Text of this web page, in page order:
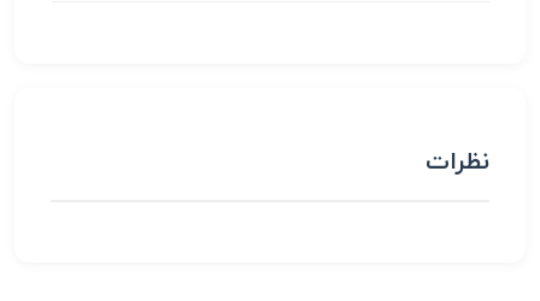
نظرات